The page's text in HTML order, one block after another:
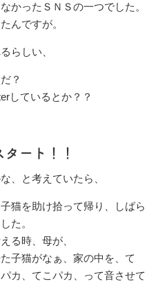
かったＳＮＳの一つでした。
んですが。
らしい、
？
しているとか？？
ート！！
、と考えていたら、
猫を助け拾って帰り、しばら
た。
る時、母が、
子猫がなぁ、家の中を、て
カ、てこパカ、って音させて